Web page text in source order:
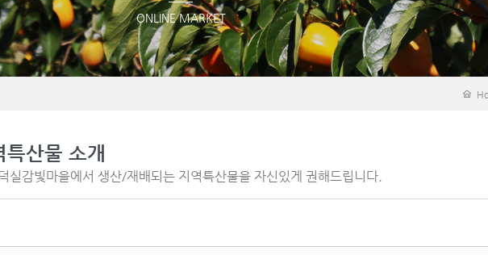
권역사업안내
브랜드소개
찾아오시는길
부대시설
숙박안내 및 예약
이용요금표
구름다리
의병 박물관
곤충 생태
ONLINE MARKET
특산물 소개
실감빛마을에서 생산/재배되는 지역특산물을 자신있게 권해드립니다.